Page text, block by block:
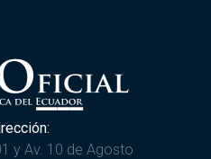
y Av. 10 de Agosto